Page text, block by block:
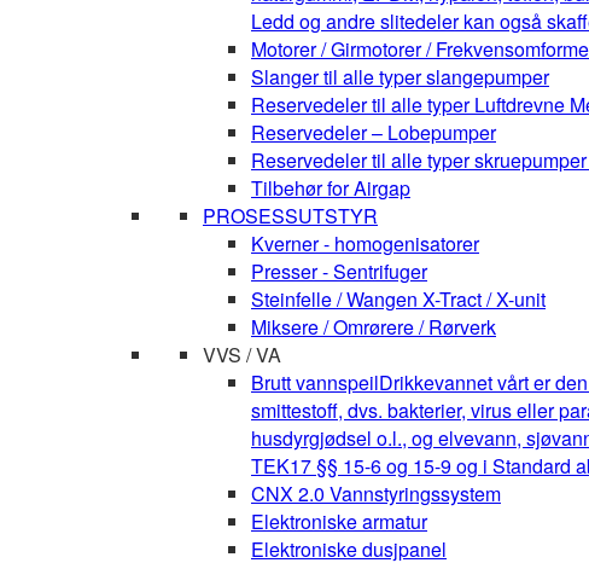
Ledd og andre slitedeler kan også
Motorer / Girmotorer /
Slanger til alle typer slangepumper
Reservedeler til alle typer Luftdrevne
Reservedeler – Lobepumper
Reservedeler til alle typer
Tilbehør for Airgap
PROSESSUTSTYR
Kverner - homogenisatorer
Presser - Sentrifuger
Steinfelle / Wangen X-Tract / X-unit
Miksere / Omrørere / Rørverk
VVS / VA
Brutt vannspeilDrikkevannet vårt er
smittestoff, dvs. bakterier, virus eller
husdyrgjødsel o.l., og elvevann,
TEK17 §§ 15-6 og 15-9 og i Standard
CNX 2.0 Vannstyringssystem
Elektroniske armatur
Elektroniske dusjpanel